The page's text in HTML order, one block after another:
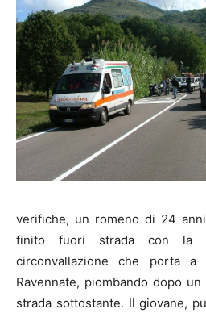
verifiche, un romeno di 24
finito fuori strada con la
circonvallazione che porta a
Ravennate, piombando dopo
strada sottostante. Il giovane,